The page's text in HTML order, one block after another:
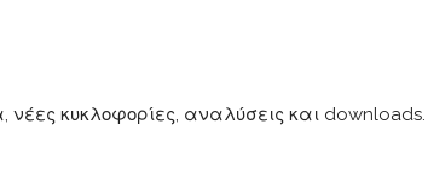
νέες κυκλοφορίες, αναλύσεις και downloads.